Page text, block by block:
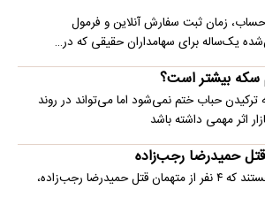
زمان ثبت سفارش آنلاین و فرمول
یک‌ساله برای سهامداران حقیقی که در…
سکه بیشتر است؟
حباب ختم نمی‌شود اما می‌تواند در روند
اثر مهمی داشته باشد
برخی گزارش‌ها مدعی هستند که ۴ نفر از متهمان قتل حمیدرضا رجب‌زاده،